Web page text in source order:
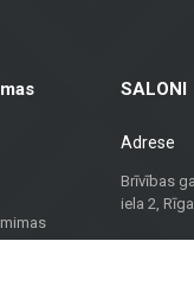
SALONI
Adrese
Brīvības
iela 2,